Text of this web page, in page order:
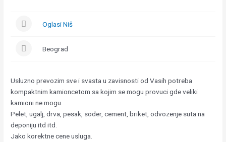
Oglasi Niš
Beograd
Usluzno prevozim sve i svasta u zavisnosti od Vasih potreba
kompaktnim kamioncetom sa kojim se mogu provuci gde veliki
kamioni ne mogu.
Pelet, ugalj, drva, pesak, soder, cement, briket, odvozenje suta na
deponiju itd itd.
Jako korektne cene usluga.